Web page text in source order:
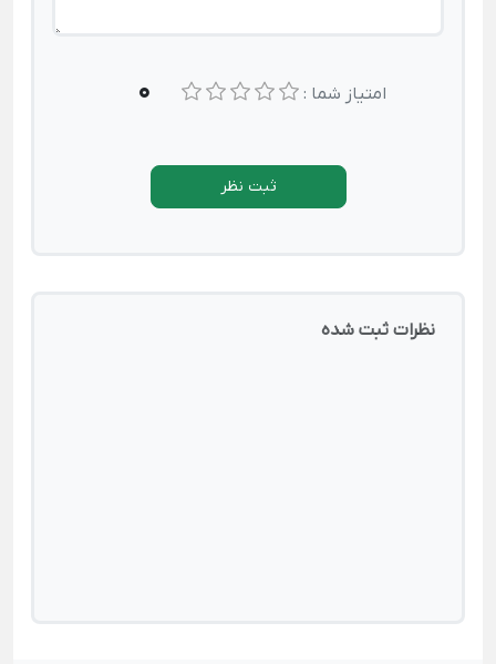
امتیاز شما : 0
ثبت نظر
نظرات ثبت شده